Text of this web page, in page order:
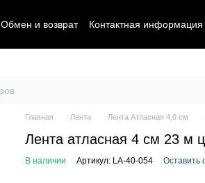
Обмен и возврат Контактная информация
Главная Лента Лента Атласная 4,0 см
Лента атласная 4 см 23 м
В наличии Артикул: LA-40-054 Оставить